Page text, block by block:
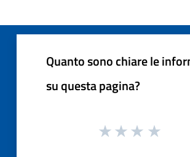
Quanto sono chiare le
su questa pagina?